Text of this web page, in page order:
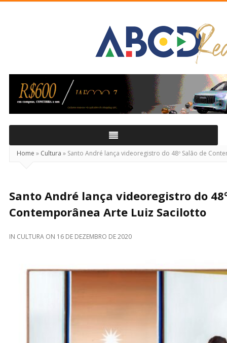
Real
Home » Cultura » Santo André lança videoregistro do 48º Salão de
Santo André lança videoregistro do
Contemporânea Arte Luiz Sacilotto
IN CULTURA ON 16 DE DEZEMBRO DE 2020